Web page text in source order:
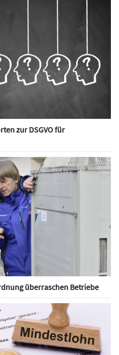
zur DSGVO für
überraschen Betriebe